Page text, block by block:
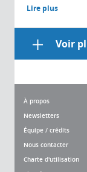
Lire plus
Voir
À propos
Newsletters
Équipe / crédits
Nous contacter
Charte d'utilisation